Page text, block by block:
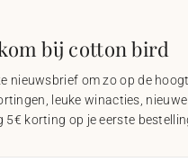
bij cotton bird
nieuwsbrief om zo op de
leuke winacties, nieuwe
5€ korting op je eerste